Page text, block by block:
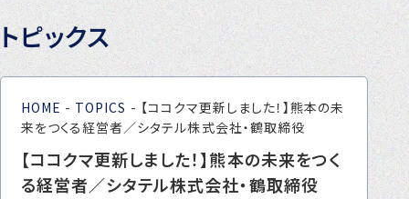
ホーム
パーソナル・マネジメントについて
会社概要
採用情報
トピックス
トピックス
HOME - TOPICS - 【ココクマ更新しました！】熊本の未
来をつくる経営者／シタテル株式会社・鶴取締役
【ココクマ更新しました！】熊本の未来をつく
る経営者／シタテル株式会社・鶴取締役